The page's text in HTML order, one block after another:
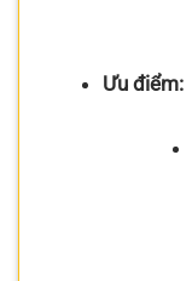
Ưu điểm: